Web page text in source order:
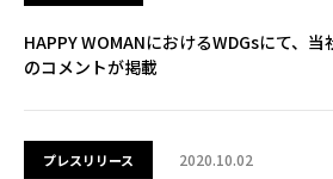
HAPPY WOMANにおけるWDGsにて、当
のコメントが掲載
プレスリリース 2020.10.02